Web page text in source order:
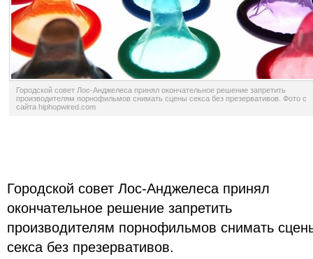
Городской совет Лос-Анджелеса принял окончательное решение запретить
производителям порнофильмов снимать сцены секса без презервативов. Фото с
сайта hiphopwired.com
Городской совет Лос-Анджелеса принял
окончательное решение запретить
производителям порнофильмов снимать
секса без презервативов.